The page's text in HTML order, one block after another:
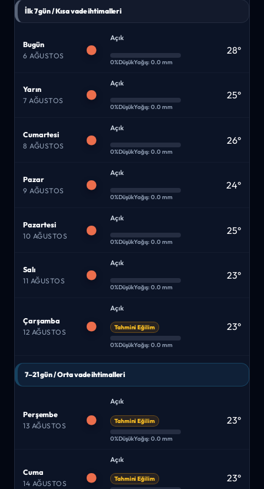
İlk 7 gün / Kısa vade ihtimalleri
Bugün
6 AĞUSTOS
Açık
0%DüşükYağış: 0.0 mm
28°
Yarın
7 AĞUSTOS
Açık
0%DüşükYağış: 0.0 mm
25°
Cumartesi
8 AĞUSTOS
Açık
0%DüşükYağış: 0.0 mm
26°
Pazar
9 AĞUSTOS
Açık
0%DüşükYağış: 0.0 mm
24°
Pazartesi
10 AĞUSTOS
Açık
0%DüşükYağış: 0.0 mm
25°
Salı
11 AĞUSTOS
Açık
0%DüşükYağış: 0.0 mm
23°
Çarşamba
12 AĞUSTOS
Açık
Tahmini Eğilim
0%DüşükYağış: 0.0 mm
23°
7–21 gün / Orta vade ihtimalleri
Perşembe
13 AĞUSTOS
Açık
Tahmini Eğilim
0%DüşükYağış: 0.0 mm
23°
Cuma
14 AĞUSTOS
Açık
Tahmini Eğilim 23°